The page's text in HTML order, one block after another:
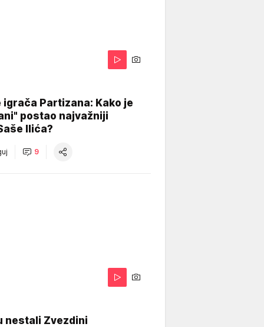
igrača Partizana: Kako je
postao najvažniji
Ilića?
9
nestali Zvezdini